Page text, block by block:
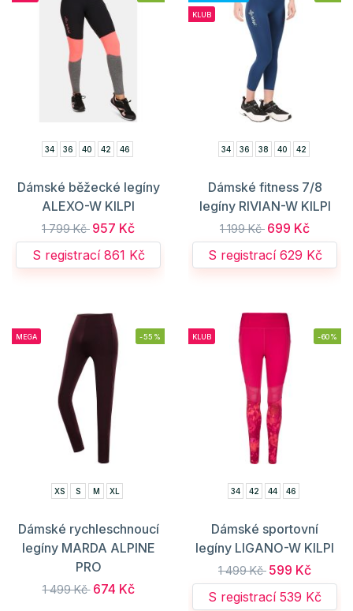
34 36 40 42 46
Dámské běžecké legíny
ALEXO-W KILPI
1 799 Kč 957 Kč
S registrací 861 Kč
KLUB
34 36 38 40 42
Dámské fitness 7/8
legíny RIVIAN-W KILPI
1 199 Kč 699 Kč
S registrací 629 Kč
MEGA -55%
XS S M XL
Dámské rychleschnoucí
legíny MARDA ALPINE
PRO
1 499 Kč 674 Kč
KLUB -60%
34 42 44 46
Dámské sportovní
legíny LIGANO-W KILPI
1 499 Kč 599 Kč
S registrací 539 Kč